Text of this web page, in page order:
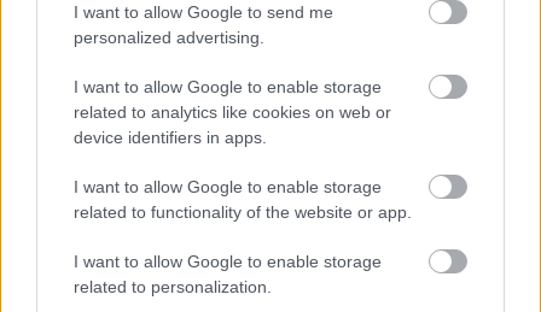
I want to allow Google to send me
personalized advertising.
I want to allow Google to enable storage
related to analytics like cookies on web or
device identifiers in apps.
I want to allow Google to enable storage
related to functionality of the website or app.
I want to allow Google to enable storage
related to personalization.
Mulle on tosi tärkeätä, että voin hoitaa
kaikki kirjanpidolliset asiat käytännössä
milloin vaan ja missä vaan. Siinä Finago
Procountor Solo...'
Lue koko asiakastarina